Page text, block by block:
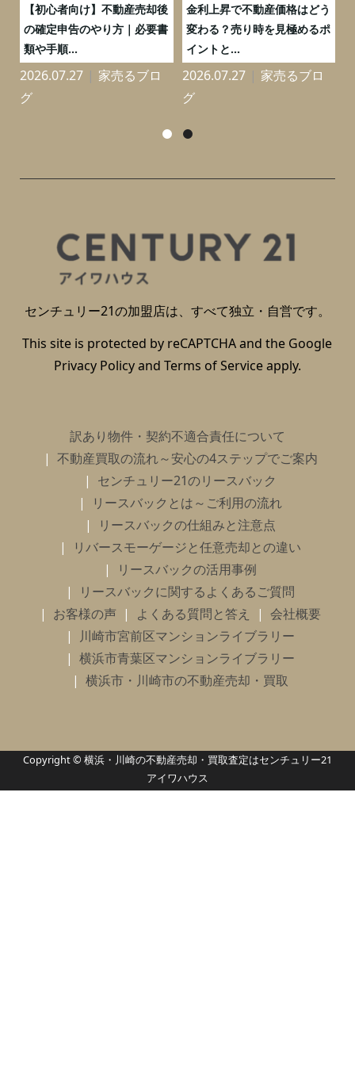
【初心者向け】不動産売却後
の確定申告のやり方｜必要書
類や手順...
2026.07.27
家売るブロ
グ
金利上昇で不動産価格はどう
変わる？売り時を見極めるポ
イントと...
2026.07.27
家売るブロ
グ
センチュリー21の加盟店は、すべて独立・自営です。
This site is protected by reCAPTCHA and the Google
Privacy Policyand Terms of Serviceapply.
訳あり物件・契約不適合責任について
不動産買取の流れ～安心の4ステップでご案内
センチュリー21のリースバック
リースバックとは～ご利用の流れ
リースバックの仕組みと注意点
リバースモーゲージと任意売却との違い
リースバックの活用事例
リースバックに関するよくあるご質問
お客様の声
よくある質問と答え
会社概要
川崎市宮前区マンションライブラリー
横浜市青葉区マンションライブラリー
横浜市・川崎市の不動産売却・買取
Copyright © 横浜・川崎の不動産売却・買取査定はセンチュリー21
アイワハウス